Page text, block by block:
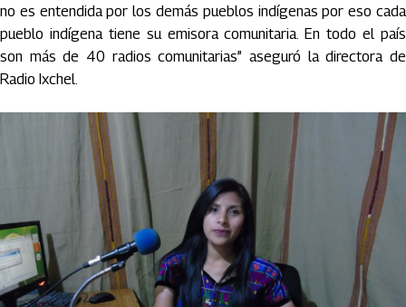
no es entendida por los demás pueblos indígenas por eso cada
pueblo indígena tiene su emisora comunitaria. En todo el país
son más de 40 radios comunitarias” aseguró la directora de
Radio Ixchel.